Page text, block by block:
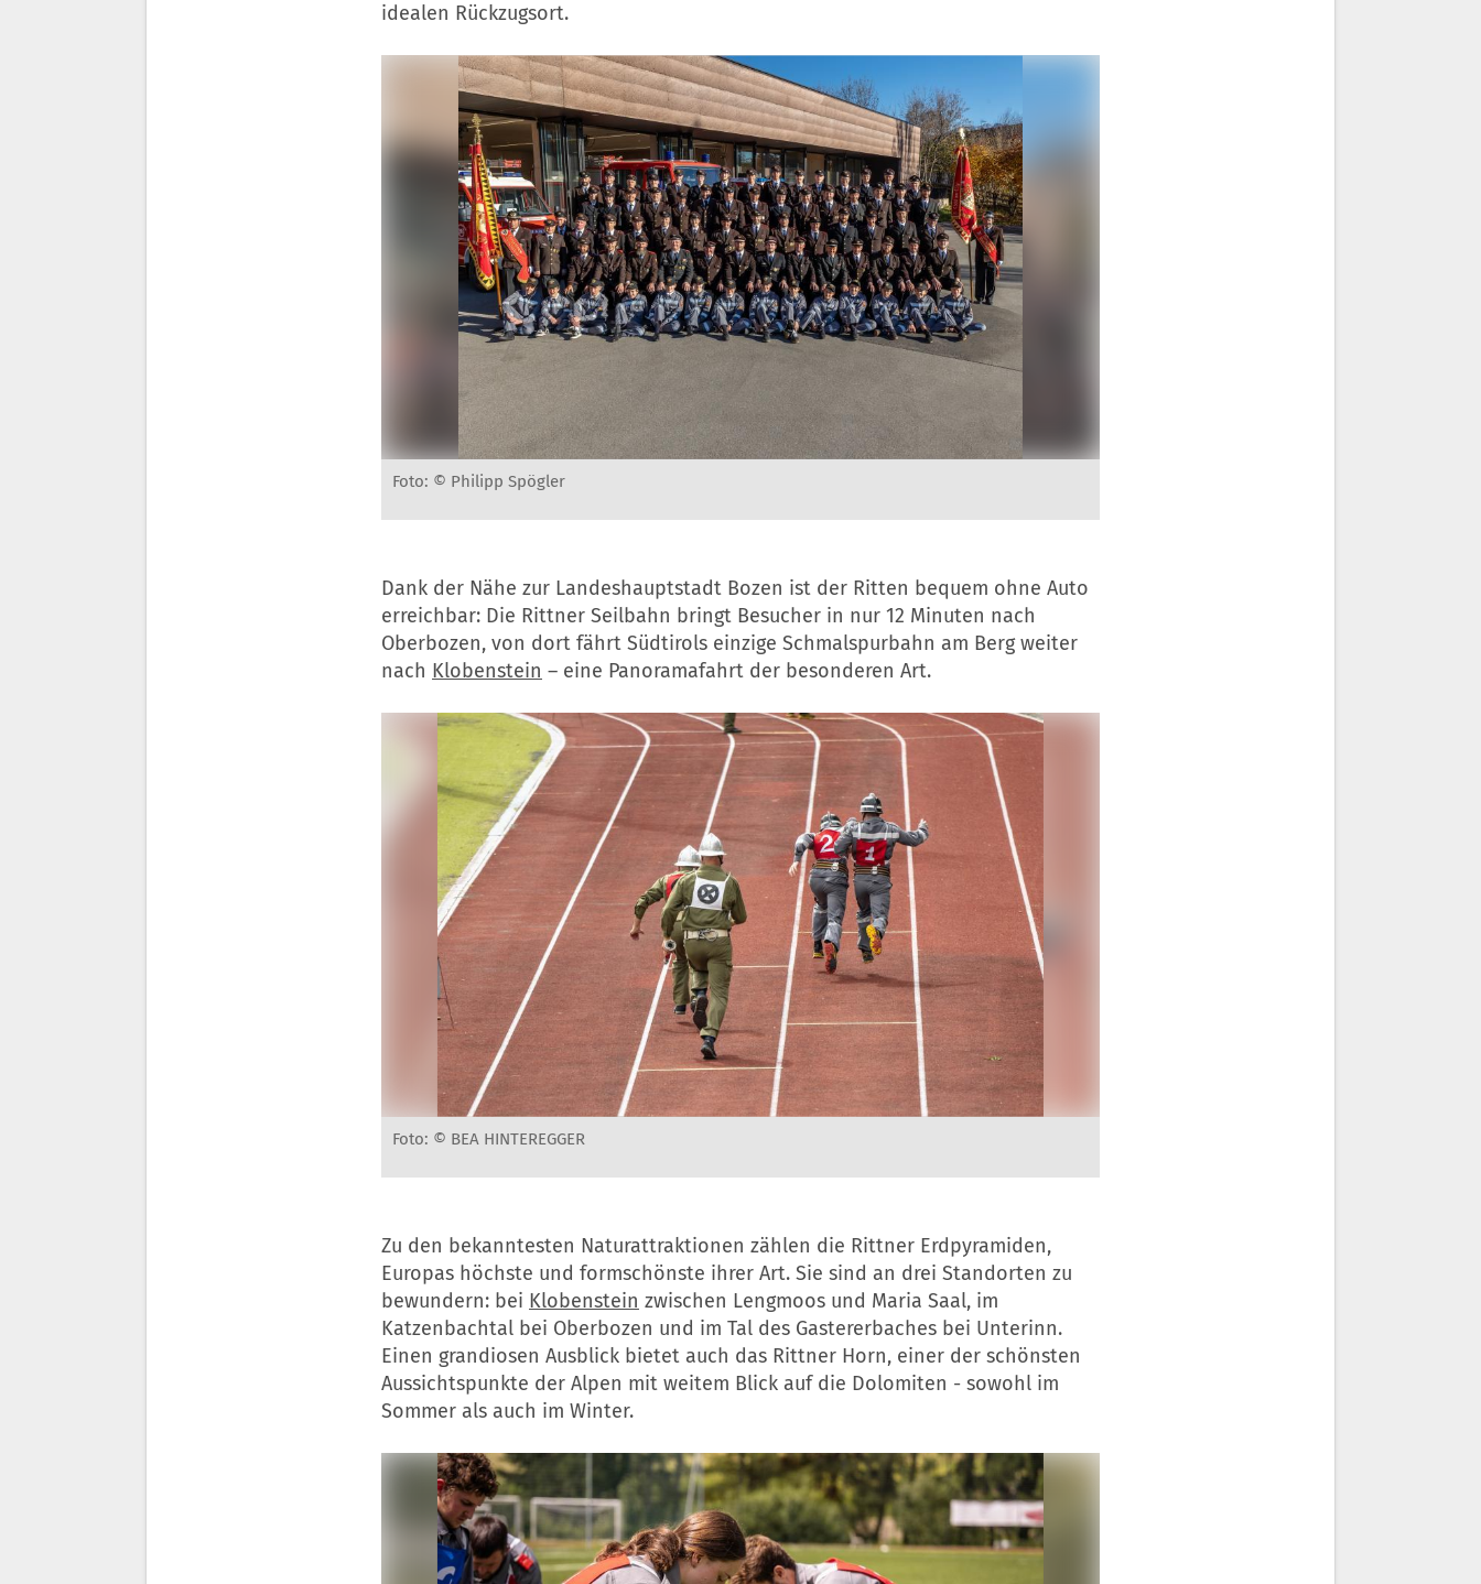
idealen Rückzugsort.
Foto: © Philipp Spögler
Dank der Nähe zur Landeshauptstadt Bozen ist der Ritten bequem ohne Auto
erreichbar: Die Rittner Seilbahn bringt Besucher in nur 12 Minuten nach
Oberbozen, von dort fährt Südtirols einzige Schmalspurbahn am Berg weiter
nach Klobenstein – eine Panoramafahrt der besonderen Art.
Foto: © BEA HINTEREGGER
Zu den bekanntesten Naturattraktionen zählen die Rittner Erdpyramiden,
Europas höchste und formschönste ihrer Art. Sie sind an drei Standorten zu
bewundern: bei Klobenstein zwischen Lengmoos und Maria Saal, im
Katzenbachtal bei Oberbozen und im Tal des Gastererbaches bei Unterinn.
Einen grandiosen Ausblick bietet auch das Rittner Horn, einer der schönsten
Aussichtspunkte der Alpen mit weitem Blick auf die Dolomiten - sowohl im
Sommer als auch im Winter.